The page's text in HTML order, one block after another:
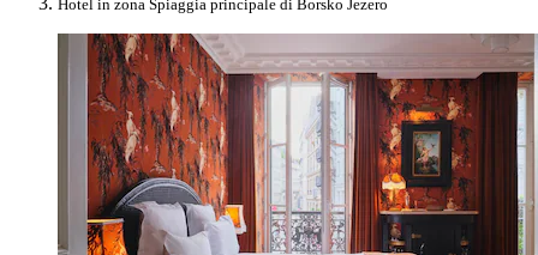
Hotel in zona Spiaggia principale di Borsko Jezero